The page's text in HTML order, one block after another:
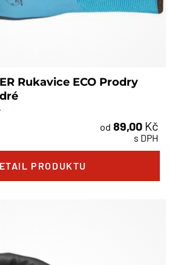
Rukavice ECO Prodry
od 89,00 Kč
s DPH
PRODUKTU